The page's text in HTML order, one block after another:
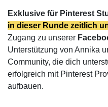
Exklusive für Pinterest
in dieser Runde zeitlich
Zugang zu unserer
Unterstützung von Annika
Community, die dich
erfolgreich mit Pinterest
aufbauen.